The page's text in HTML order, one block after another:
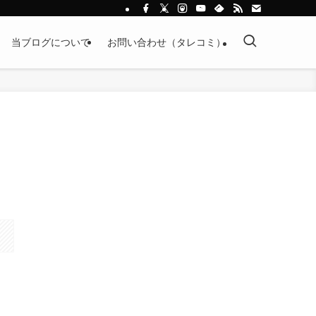
当ブログについて お問い合わせ（タレコミ）